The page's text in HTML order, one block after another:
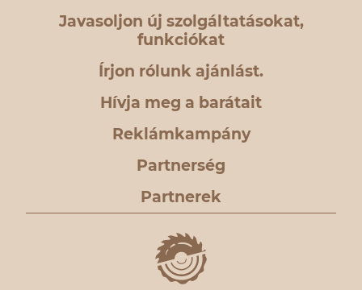
Javasoljon új szolgáltatásokat,
funkciókat
Írjon rólunk ajánlást.
Hívja meg a barátait
Reklámkampány
Partnerség
Partnerek